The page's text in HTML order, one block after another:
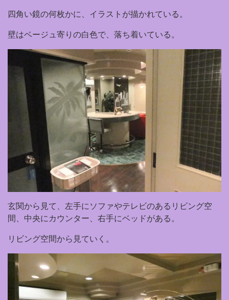
四角い鏡の何枚かに、イラストが描かれている。
壁はベージュ寄りの白色で、落ち着いている。
玄関から見て、左手にソファやテレビのあるリビング空
間、中央にカウンター、右手にベッドがある。
リビング空間から見ていく。